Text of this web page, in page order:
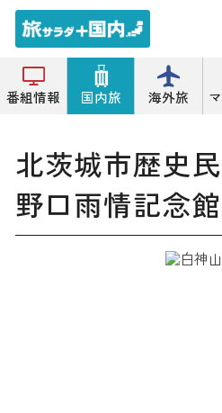
番組情報 国内旅 海外旅
トップ
資料/郷土/展示/文学館
北茨城市歴史民俗資料館・野口雨情
北茨城市歴史
野口雨情記念館